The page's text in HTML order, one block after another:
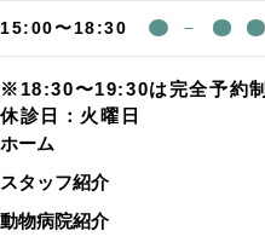
ホーム
スタッフ紹介
動物病院紹介
15:00〜18:30 −
※18:30〜19:30は完全予約制
休診日：火曜日